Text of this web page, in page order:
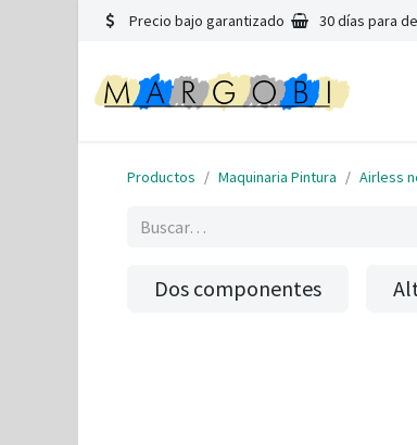
Precio bajo garantizado 30 días para
Productos Maquinaria Pintura Airless
Dos componentes